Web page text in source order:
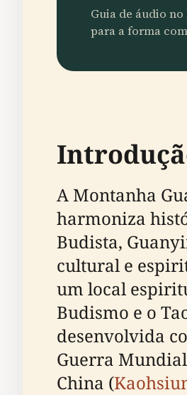
Guia de áudio
para a forma
A Montanha
harmoniza
Budista,
cultural e
um local
Budismo e o
desenvolvida
Guerra
China (